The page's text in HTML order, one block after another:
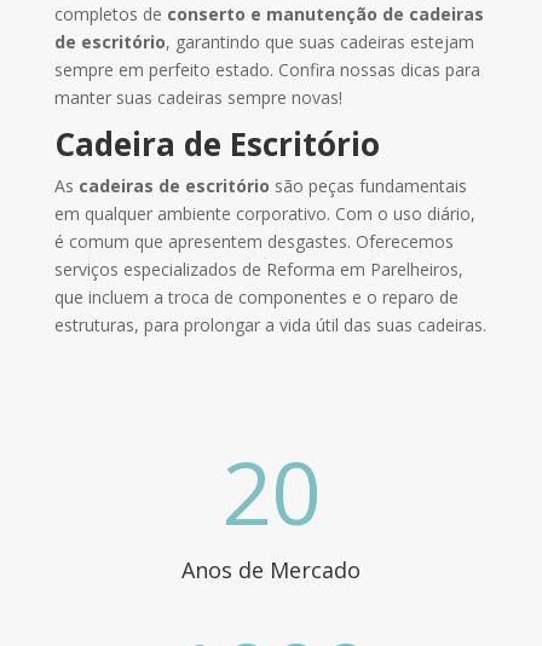
completos de conserto e manutenção de cadeiras
de escritório, garantindo que suas cadeiras estejam
sempre em perfeito estado. Confira nossas dicas para
manter suas cadeiras sempre novas!
Cadeira de Escritório
As cadeiras de escritório são peças fundamentais
em qualquer ambiente corporativo. Com o uso diário,
é comum que apresentem desgastes. Oferecemos
serviços especializados de Reforma em Parelheiros,
que incluem a troca de componentes e o reparo de
estruturas, para prolongar a vida útil das suas cadeiras.
20
Anos de Mercado